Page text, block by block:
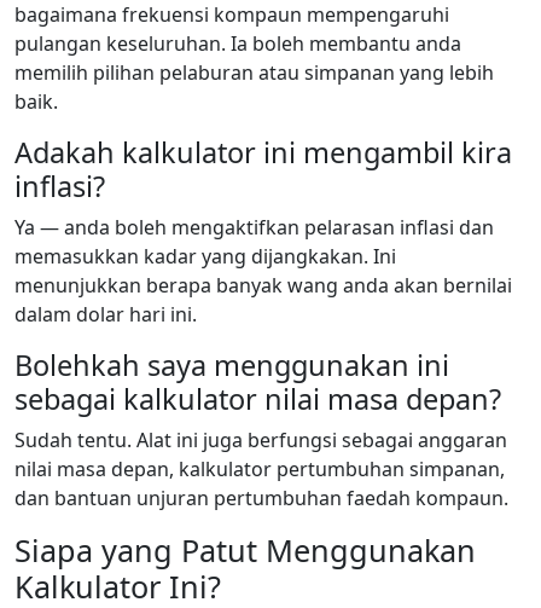
bagaimana frekuensi kompaun mempengaruhi
pulangan keseluruhan. Ia boleh membantu anda
memilih pilihan pelaburan atau simpanan yang lebih
baik.
Adakah kalkulator ini mengambil kira
inflasi?
Ya — anda boleh mengaktifkan pelarasan inflasi dan
memasukkan kadar yang dijangkakan. Ini
menunjukkan berapa banyak wang anda akan bernilai
dalam dolar hari ini.
Bolehkah saya menggunakan ini
sebagai kalkulator nilai masa depan?
Sudah tentu. Alat ini juga berfungsi sebagai anggaran
nilai masa depan, kalkulator pertumbuhan simpanan,
dan bantuan unjuran pertumbuhan faedah kompaun.
Siapa yang Patut Menggunakan
Kalkulator Ini?